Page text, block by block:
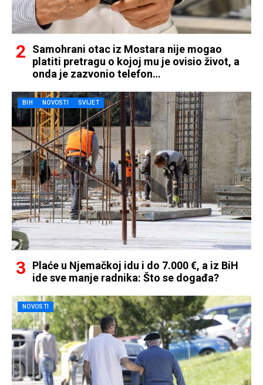
Samohrani otac iz Mostara nije mogao
platiti pretragu o kojoj mu je ovisio život, a
onda je zazvonio telefon…
BIH NOVOSTI SVIJET
Plaće u Njemačkoj idu i do 7.000 €, a iz BiH
ide sve manje radnika: Što se događa?
NOVOSTI